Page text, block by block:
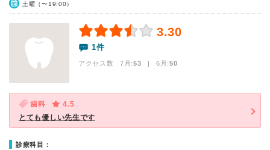
土曜（〜19:00）
3.30
1件
アクセス数 7月:53 | 6月:50
歯科
4.5
とても優しい先生です
診療科目：